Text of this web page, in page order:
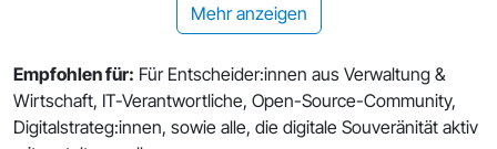
Mehr anzeigen
Empfohlen für: Für Entscheider:innen aus Verwaltung &
Wirtschaft, IT-Verantwortliche, Open-Source-Community,
Digitalstrateg:innen, sowie alle, die digitale Souveränität aktiv